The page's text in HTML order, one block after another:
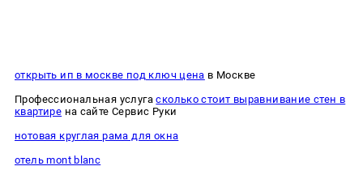
открыть ип в москве под ключ цена в Москве
Профессиональная услугасколько стоит выравнивание стен в
квартире на сайте Сервис Руки
нотовая круглая рама для окна
отель mont blanc